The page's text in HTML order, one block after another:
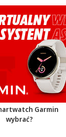
Garmin
wybrać?